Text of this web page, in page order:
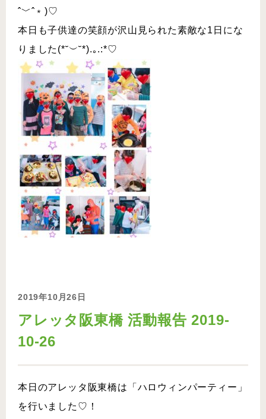
ˆ﹀ˆ﹡)♡
本日も子供達の笑顔が沢山見られた素敵な1日にな
りました(*˘︶˘*).｡.:*♡
2019年10月26日
アレッタ阪東橋 活動報告 2019-
10-26
本日のアレッタ阪東橋は「ハロウィンパーティー」
を行いました♡！